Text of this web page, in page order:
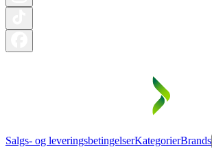
Salgs- og leveringsbetingelserKategorierBrands